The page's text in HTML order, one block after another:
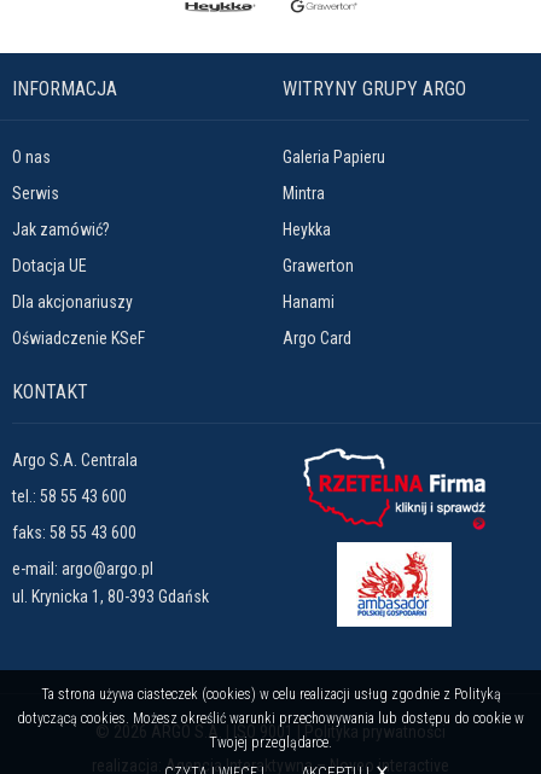
INFORMACJA
O nas
Serwis
Jak zamówić?
Dotacja UE
Dla akcjonariuszy
Oświadczenie KSeF
WITRYNY GRUPY ARGO
Galeria Papieru
Mintra
Heykka
Grawerton
Hanami
Argo Card
KONTAKT
Argo S.A. Centrala
tel.: 58 55 43 600
faks: 58 55 43 600
e-mail: argo@argo.pl
ul. Krynicka 1, 80-393 Gdańsk
© 2026 ARGO S.A. | ISO 9001 |Polityka prywatności
realizacja: Agencja Interaktywna – Noveo interactive
Ta strona używa ciasteczek (cookies) w celu realizacji usług zgodnie z Polityką
dotyczącą cookies. Możesz określić warunki przechowywania lub dostępu do cookie w
Twojej przeglądarce.